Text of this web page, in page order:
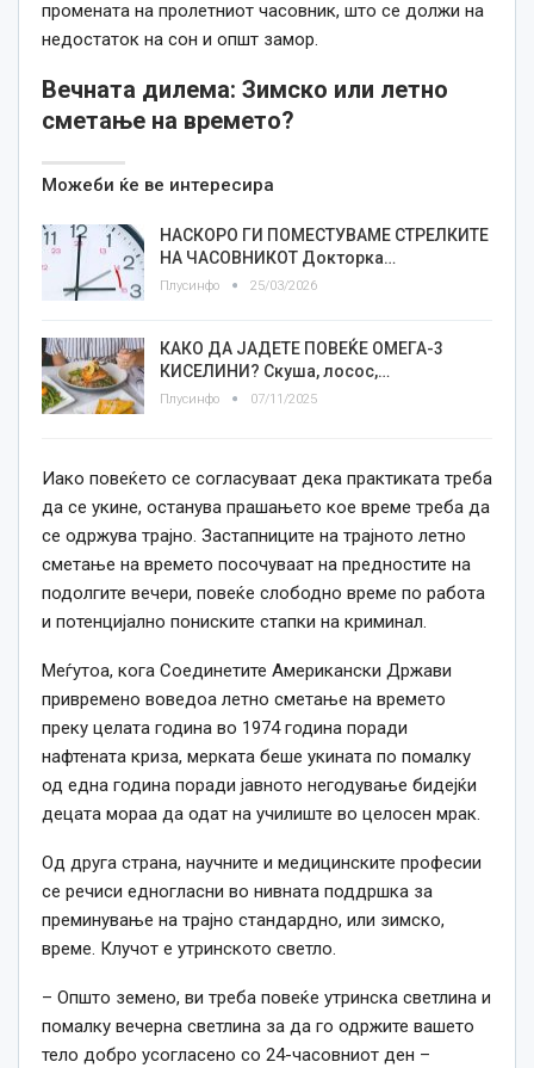
промената на пролетниот часовник, што се должи на
недостаток на сон и општ замор.
Вечната дилема: Зимско или летно
сметање на времето?
Можеби ќе ве интересира
НАСКОРО ГИ ПОМЕСТУВАМЕ СТРЕЛКИТЕ
НА ЧАСОВНИКОТ Докторка…
Плусинфо 25/03/2026
КАКО ДА ЈАДЕТЕ ПОВЕЌЕ ОМЕГА-3
КИСЕЛИНИ? Скуша, лосос,…
Плусинфо 07/11/2025
Иако повеќето се согласуваат дека практиката треба
да се укине, останува прашањето кое време треба да
се одржува трајно. Застапниците на трајното летно
сметање на времето посочуваат на предностите на
подолгите вечери, повеќе слободно време по работа
и потенцијално пониските стапки на криминал.
Меѓутоа, кога Соединетите Американски Држави
привремено воведоа летно сметање на времето
преку целата година во 1974 година поради
нафтената криза, мерката беше укината по помалку
од една година поради јавното негодување бидејќи
децата мораа да одат на училиште во целосен мрак.
Од друга страна, научните и медицинските професии
се речиси едногласни во нивната поддршка за
преминување на трајно стандардно, или зимско,
време. Клучот е утринското светло.
– Општо земено, ви треба повеќе утринска светлина и
помалку вечерна светлина за да го одржите вашето
тело добро усогласено со 24-часовниот ден –